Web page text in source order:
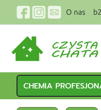
O nas
CHEMIA